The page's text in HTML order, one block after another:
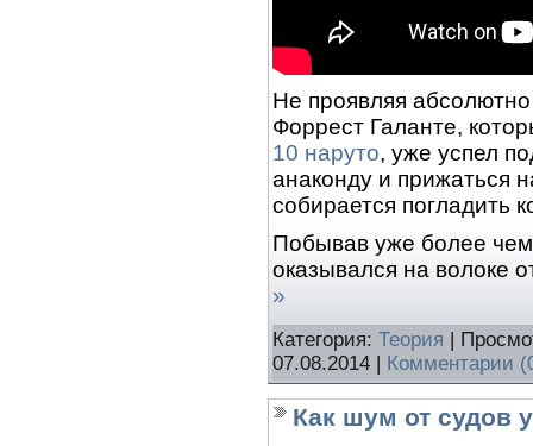
Не проявляя
Форрест Галанте,
10 наруто, уже успел
анаконду и прижаться
собирается погладить
Побывав уже более чем
оказывался на волоке
»
Категория: Теория |
07.08.2014 | Комментарии
Как шум от судов